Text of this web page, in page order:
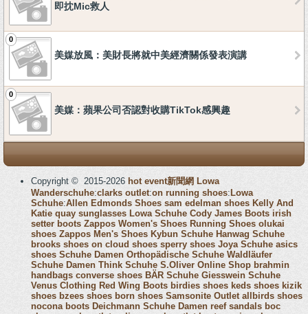
即抌Mic救人
0
美媒放風：美財長將就中美經濟關係發表演講
0
美媒：蘋果公司否認對收購TikTok感興趣
Copyright © 2015-2026 hot event新聞網 Lowa
Wanderschuhe:clarks outlet:on running shoes: Lowa
Schuhe:Allen Edmonds Shoes sam edelman shoes Kelly And
Katie quay sunglasses Lowa Schuhe Cody James Boots irish
setter boots Zappos Women's Shoes Running Shoes olukai
shoes Zappos Men's Shoes Kybun Schuhe Hanwag Schuhe
brooks shoes on cloud shoes sperry shoes Joya Schuhe asics
shoes Schuhe Damen Orthopädische Schuhe Waldläufer
Schuhe Damen Think Schuhe S.Oliver Online Shop brahmin
handbags converse shoes BÄR Schuhe Giesswein Schuhe
Venus Clothing Red Wing Boots birdies shoes keds shoes kizik
shoes bzees shoes born shoes Samsonite Outlet allbirds shoes
nocona boots Deichmann Schuhe Damen reef sandals boc